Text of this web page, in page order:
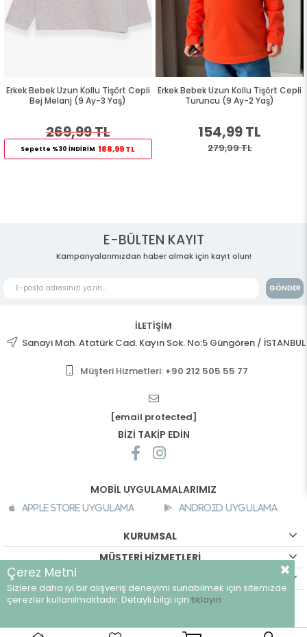
Erkek Bebek Uzun Kollu Tişört Cepli
Bej Melanj (9 Ay-3 Yaş)
269,99 TL
Sepette %30 İNDİRİM 188,99 TL
Erkek Bebek Uzun Kollu Tişört Cepli
Turuncu (9 Ay-2 Yaş)
154,99 TL
279,99 TL
E-BÜLTEN KAYIT
Kampanyalarımızdan haber almak için kayıt olun!
GÖNDER
İLETİŞİM
Sanayi Mah. Atatürk Cad. Kayın Sok. No:5 Güngören / İSTANBUL
Müşteri Hizmetleri: +90 212 505 55 77
[email protected]
BİZİ TAKİP EDİN
MOBİL UYGULAMALARIMIZ
Apple Store Uygulama Android Uygulama
KURUMSAL
MÜŞTERİ HİZMETLERİ
©breeze.com.tr - Tüm hakları saklıdır.
Çerez Metni
Sizlere daha iyi bir alışveriş deneyimi sunabilmek için sitemizde
çerezler kullanılmaktadır. Detaylı bilgi için tıklayın